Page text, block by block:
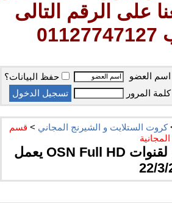
على الرقم التالى
اسم العضو
حفظ البيانات؟
كلمة المرور
كروت الستلايت و الشيرنج المجاني > قسم
سيرفر IPTV دائم لقنوات OSN Full HD يعمل